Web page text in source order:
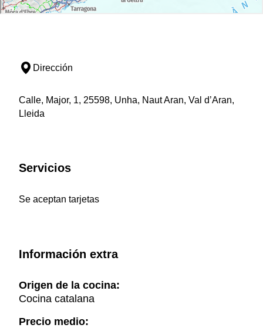
Dirección
Calle, Major, 1, 25598, Unha, Naut Aran, Val d’Aran,
Lleida
Servicios
Se aceptan tarjetas
Información extra
Origen de la cocina:
Cocina catalana
Precio medio: